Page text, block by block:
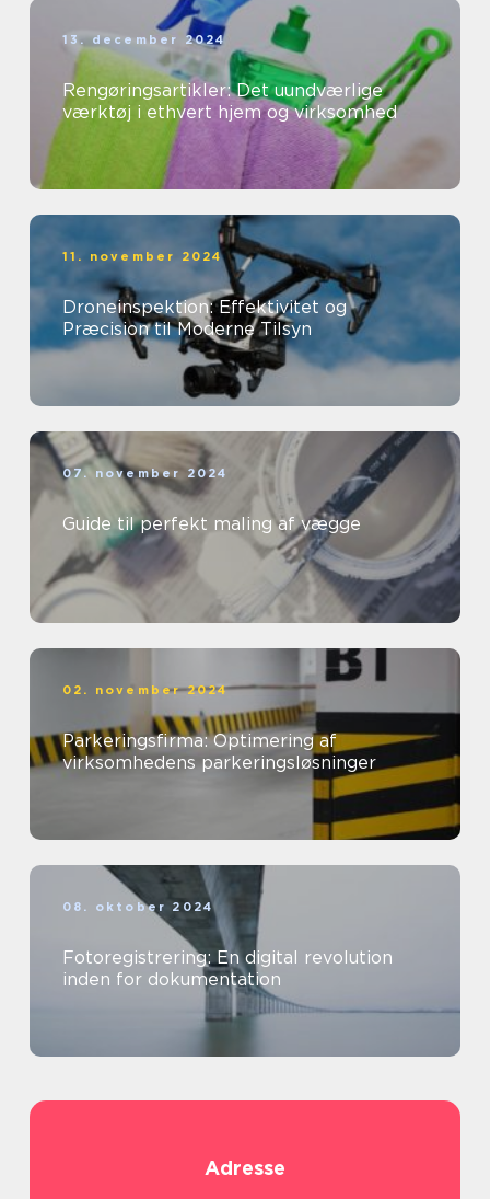
13. december 2024
Rengøringsartikler: Det uundværlige
værktøj i ethvert hjem og virksomhed
11. november 2024
Droneinspektion: Effektivitet og
Præcision til Moderne Tilsyn
07. november 2024
Guide til perfekt maling af vægge
02. november 2024
Parkeringsfirma: Optimering af
virksomhedens parkeringsløsninger
08. oktober 2024
Fotoregistrering: En digital revolution
inden for dokumentation
Adresse